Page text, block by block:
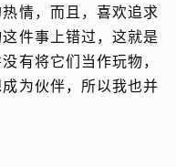
情，而且，喜欢追求
件事上错过，这就是
有将它们当作玩物，
为伙伴，所以我也并